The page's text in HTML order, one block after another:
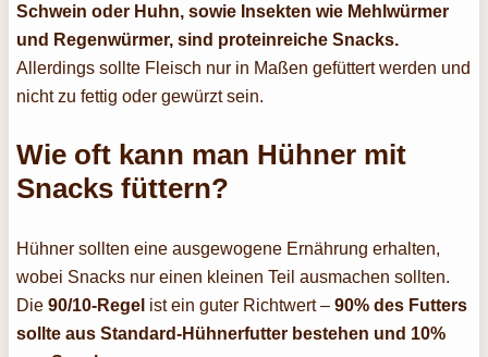
Schwein oder Huhn, sowie Insekten wie Mehlwürmer
und Regenwürmer, sind proteinreiche Snacks.
Allerdings sollte Fleisch nur in Maßen gefüttert werden und
nicht zu fettig oder gewürzt sein.
Wie oft kann man Hühner mit
Snacks füttern?
Hühner sollten eine ausgewogene Ernährung erhalten,
wobei Snacks nur einen kleinen Teil ausmachen sollten.
Die 90/10-Regel ist ein guter Richtwert –90% des Futters
sollte aus Standard-Hühnerfutter bestehen und 10%